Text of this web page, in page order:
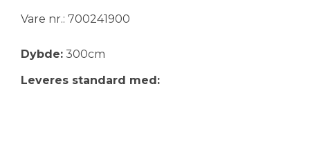
Vare nr.: 700241900
Dybde: 300cm
Leveres standard med: